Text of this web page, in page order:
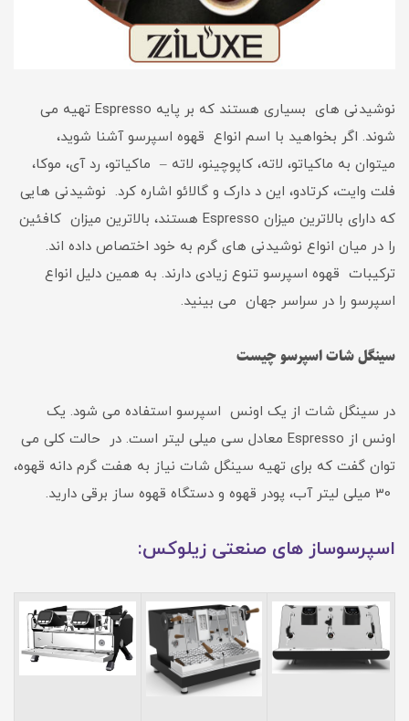
نوشیدنی های بسیاری هستند که بر پایه Espresso تهیه می
شوند. اگر بخواهید با اسم انواع قهوه اسپرسو آشنا شوید،
میتوان به ماکیاتو، لاته، کاپوچینو، لاته – ماکیاتو، رد آی، موکا،
فلت وایت، کرتادو، این د دارک و گالائو اشاره کرد. نوشیدنی هایی
که دارای بالاترین میزان Espresso هستند، بالاترین میزان کافئین
را در میان انواع نوشیدنی های گرم به خود اختصاص داده اند.
ترکیبات قهوه اسپرسو تنوع زیادی دارند. به همین دلیل انواع
اسپرسو را در سراسر جهان می بینید.
سینگل شات اسپرسو چیست
در سینگل شات از یک اونس اسپرسو استفاده می شود. یک
اونس از Espresso معادل سی میلی لیتر است. در حالت کلی می
توان گفت که برای تهیه سینگل شات نیاز به هفت گرم دانه قهوه،
اسپرسوساز های صنعتی زیلوکس: